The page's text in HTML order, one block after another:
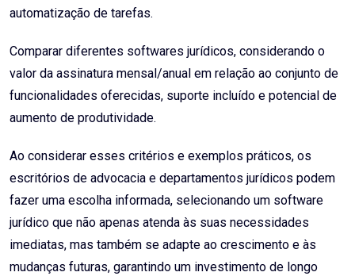
automatização de tarefas.
Comparar diferentes softwares jurídicos, considerando o
valor da assinatura mensal/anual em relação ao conjunto de
funcionalidades oferecidas, suporte incluído e potencial de
aumento de produtividade.
Ao considerar esses critérios e exemplos práticos, os
escritórios de advocacia e departamentos jurídicos podem
fazer uma escolha informada, selecionando um software
jurídico que não apenas atenda às suas necessidades
imediatas, mas também se adapte ao crescimento e às
mudanças futuras, garantindo um investimento de longo